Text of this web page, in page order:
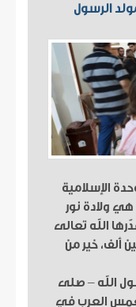
الرسول
الإسلامية
ولادة نور
الله تعالى
ألف، خير من
الله – صلى
العرب في